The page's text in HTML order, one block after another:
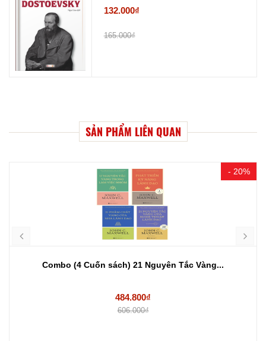
132.000₫
165.000₫
SẢN PHẨM LIÊN QUAN
- 20%
Combo (4 Cuốn sách) 21 Nguyên Tắc Vàng...
484.800₫
606.000₫